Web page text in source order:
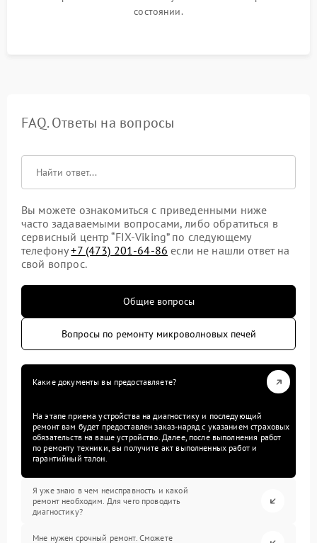
состоянии.
FAQ. Ответы на вопросы
Вы можете ознакомиться с приведенными ниже
часто задаваемыми вопросами, либо обратиться в
сервисный центр “FIX-Viking” по следующему
телефону+7 (473) 201-64-86 если не нашли ответ на
свой вопрос.
Общие вопросы
Вопросы по ремонту микроволновых печей
Какие документы вы предоставляете?
На этапе приема устройства на диагностику и последующий
ремонт вам будет предоставлен заказ-наряд с указанием страховых
обязательств на ваше устройство. Далее, после выполнения работ
по ремонту техники, вы получите акт выполненных работ и
гарантийный талон.
Я уже знаю в чем неисправность и какой
ремонт необходим. Для чего проводить
диагностику?
Мне нужен срочный ремонт. Сможете